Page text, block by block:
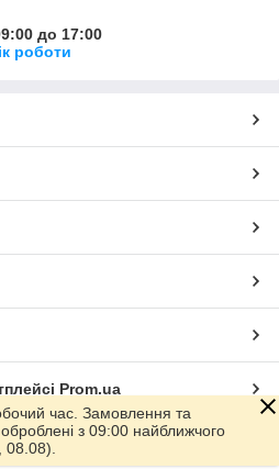
до 17:00
роботи
Prom.ua
час. Замовлення та
з 09:00 найближчого
08.08).